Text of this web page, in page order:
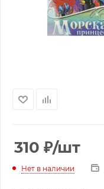
310 ₽/шт
Нет в наличии